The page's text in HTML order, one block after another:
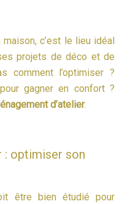
c’est le lieu idéal
projets de déco et de
comment l’optimiser ?
gagner en confort ?
d’atelier.
: optimiser son
être bien étudié pour